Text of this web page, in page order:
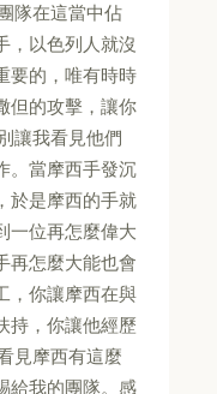
隊在這當中佔
，以色列人就沒
要的，唯有時時
但的攻擊，讓你
讓我看見他們
。當摩西手發沉
於是摩西的手就
一位再怎麼偉大
再怎麼大能也會
，你讓摩西在與
持，你讓他經歷
見摩西有這麼
給我的團隊。感